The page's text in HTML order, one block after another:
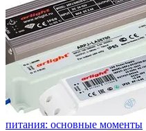
питания: основные моменты